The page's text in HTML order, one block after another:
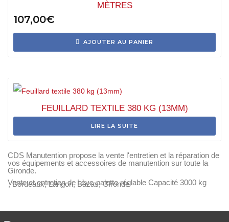
MÈTRES
107,00€
AJOUTER AU PANIER
FEUILLARD TEXTILE 380 KG (13MM)
LIRE LA SUITE
CDS Manutention propose la vente l'entretien et la réparation de
vos équipements et accessoires de manutention sur toute la
Gironde.
Vente et entretien de Lève-palette réglable Capacité 3000 kg
, Bordeaux, Langon, Bazas, Gironde